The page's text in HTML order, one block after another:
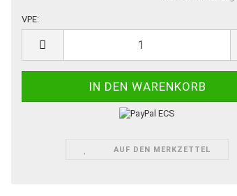
VPE:
AUF DEN MERKZETTEL